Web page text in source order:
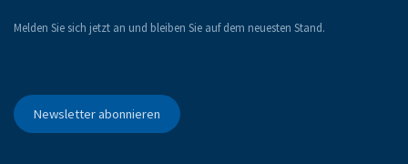
Melden Sie sich jetzt an und bleiben Sie auf dem neuesten Stand.
Newsletter abonnieren